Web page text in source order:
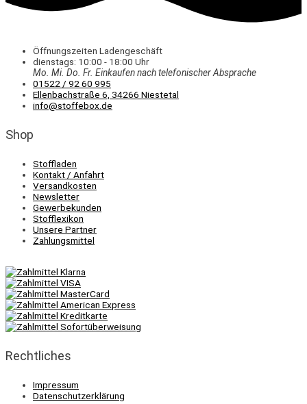
Öffnungszeiten Ladengeschäft
dienstags: 10:00 - 18:00 Uhr
Mo. Mi. Do. Fr. Einkaufennach telefonischer Absprache
01522 / 92 60 995
Ellenbachstraße 6, 34266 Niestetal
info@stoffebox.de
Shop
Stoffladen
Kontakt / Anfahrt
Versandkosten
Newsletter
Gewerbekunden
Stofflexikon
Unsere Partner
Zahlungsmittel
Rechtliches
Impressum
Datenschutzerklärung